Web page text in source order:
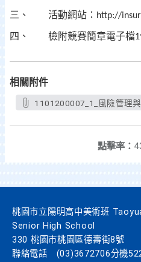
三、 活動網站： http://
四、 檢附競賽簡章電子檔1
相關附件
1101200007_1_風險管理
點擊率：
桃園市立陽明高中美術班
Senior High School
330 桃園市桃園區德壽街8號
聯絡電話
(03)3672706分機